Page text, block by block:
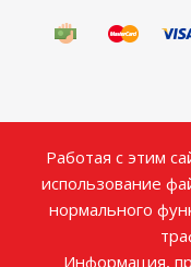
Работая с этим
использование
нормального
Информация,